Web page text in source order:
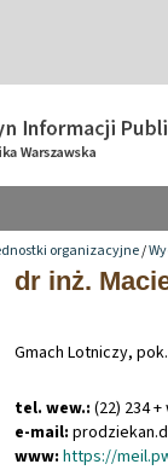
organizacyjne/
dr inż.
Gmach Lotniczy,
tel. wew.: (22) 234
e-mail: prodziekan.
www: https://